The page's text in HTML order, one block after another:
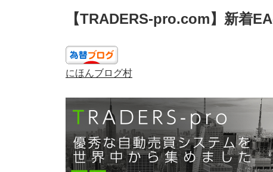
日:
【TRADERS-pro.com】新着
にほんブログ村